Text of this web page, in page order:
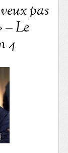
pas
– Le
4